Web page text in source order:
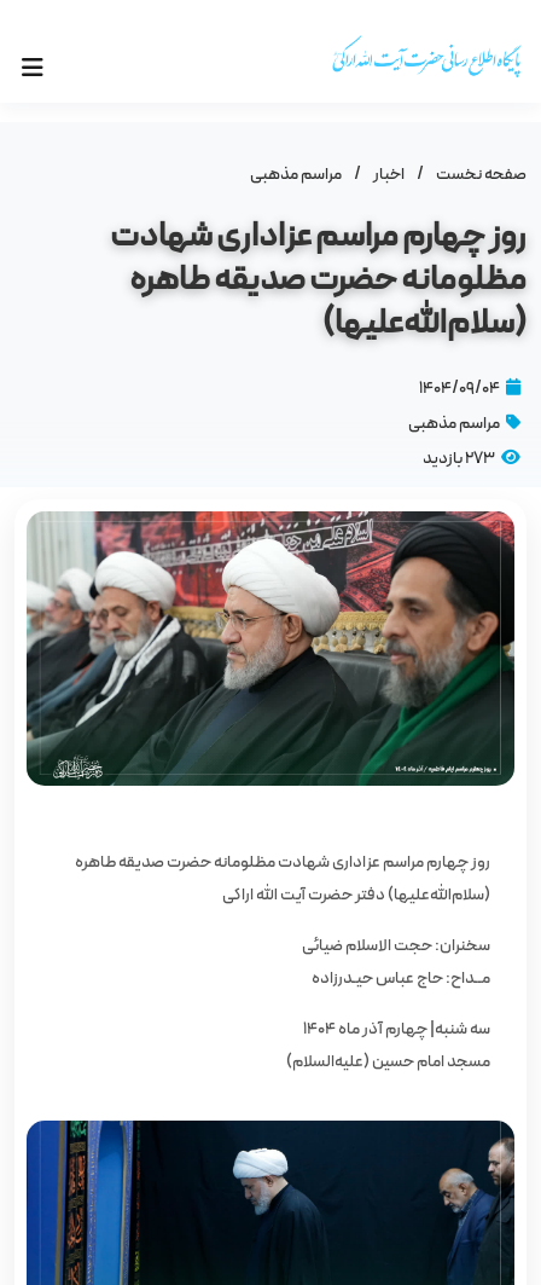
صفحه نخست / اخبار / مراسم مذهبى
روز چهارم مراسم عزاداری شهادت
مظلومانه حضرت صدیقه طاهره
(سلام‌الله‌علیها)
۱۴۰۴/۰۹/۰۴
مراسم مذهبى
273 بازدید
روز چهارم مراسم عزاداری شهادت مظلومانه حضرت صدیقه طاهره
(سلام‌الله‌علیها) دفتر حضرت آیت‌ الله اراکی
سخنران: حجت الاسلام ضیائی
مــداح: حاج عباس حیـدرزاده
سه شنبه| چهارم آذر ماه ۱۴۰۴
مسجد امام حسین (علیه‌السلام)